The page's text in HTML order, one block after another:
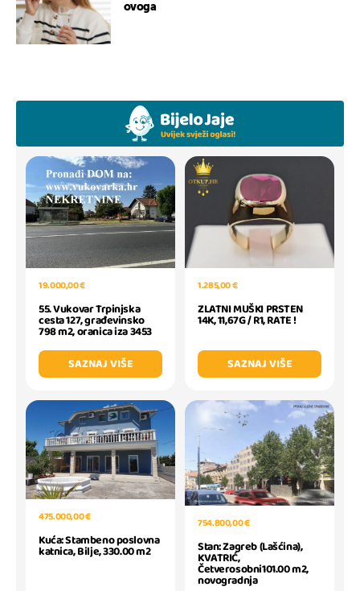
ovoga
19.000,00 €
55. Vukovar Trpinjska
cesta 127, građevinsko
798 m2, oranica iza 3453
SAZNAJ VIŠE
1.285,00 €
ZLATNI MUŠKI PRSTEN
14K, 11,67G / R1, RATE !
SAZNAJ VIŠE
475.000,00 €
Kuća: Stambeno poslovna
katnica, Bilje, 330.00 m2
754.800,00 €
Stan: Zagreb (Lašćina),
KVATRIĆ,
Četverosobni101.00 m2,
novogradnja